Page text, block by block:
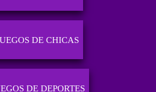
DE CHICAS
DE DEPORTES